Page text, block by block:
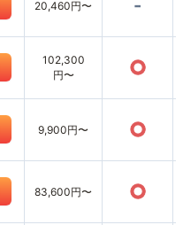
20,460円〜 -
102,300
円〜
○
9,900円〜 ○
83,600円〜 ○